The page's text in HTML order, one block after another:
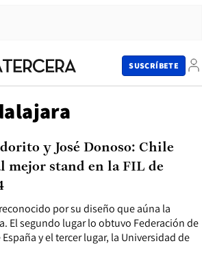
SUSCRÍBETE
por su diseño que aúna la
El segundo lugar lo obtuvo Federación de
y el tercer lugar, la Universidad de
y José Donoso: Chile
mejor stand en la FIL de